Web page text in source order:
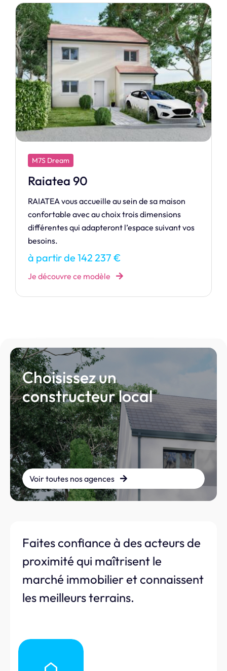
M7S Exclusive
Magnifique
L’exclusive MAGNIFIQUE, maison avec combles
aménagés vous ouvre ses portes !
à partir de 165 212 €
Choisissez un
constructeur local
Voir toutes nos agences
Faites confiance à des acteurs de
proximité qui maîtrisent le
marché immobilier et connaissent
les meilleurs terrains.